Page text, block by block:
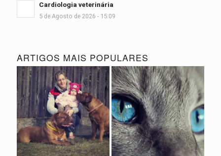
Cardiologia veterinária
5 de Agosto de 2026 - 15:09
ARTIGOS MAIS POPULARES